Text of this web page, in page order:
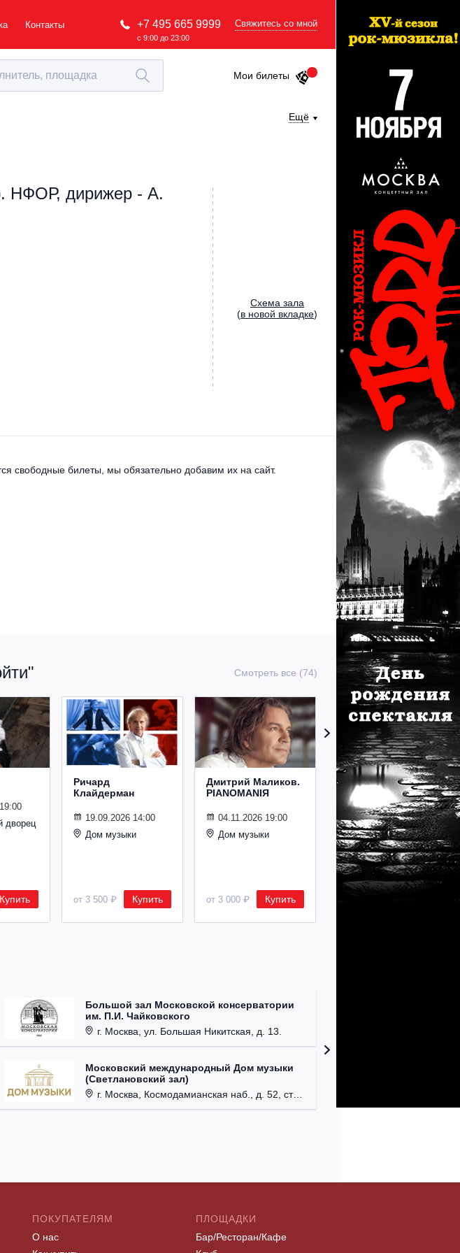
Контакты +7 495 665 9999
с 9:00 до 23:00
Свяжитесь со мной
Мои билеты
Ещё
НФОР, дирижер - А.
Cхема зала
(в новой вкладке)
свободные билеты, мы обязательно добавим их на сайт.
Смотреть все (74)
дворец
Купить
Ричард
Клайдерман
19.09.2026 14:00
Дом музыки
от 3 500 ₽ Купить
Дмитрий Маликов.
PIANOMANIЯ
04.11.2026 19:00
Дом музыки
от 3 000 ₽ Купить
Рождественский
концерт
Владимира
Спивакова
24.12.2026 19:00
Дом музыки
Большой зал Московской консерватории
им. П.И. Чайковского
г. Москва, ул. Большая Никитская, д. 13.
Московский международный Дом музыки
(Светлановский зал)
г. Москва, Космодамианская наб., д. 52, стр. 8.
ПОКУПАТЕЛЯМ
О нас
ПЛОЩАДКИ
Бар/Ресторан/Кафе